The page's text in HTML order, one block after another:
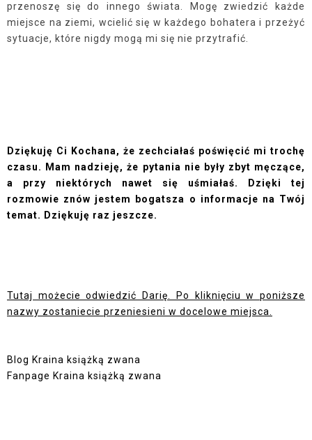
przenoszę się do innego świata. Mogę zwiedzić każde
miejsce na ziemi, wcielić się w każdego bohatera i przeżyć
sytuacje, które nigdy mogą mi się nie przytrafić.
Dziękuję Ci Kochana, że zechciałaś poświęcić mi trochę
czasu. Mam nadzieję, że pytania nie były zbyt męczące,
a przy niektórych nawet się uśmiałaś. Dzięki tej
rozmowie znów jestem bogatsza o informacje na Twój
temat. Dziękuję raz jeszcze.
Tutaj możecie odwiedzić Darię. Po kliknięciu w poniższe
nazwy zostaniecie przeniesieni w docelowe miejsca.
Blog Kraina książką zwana
Fanpage Kraina książką zwana